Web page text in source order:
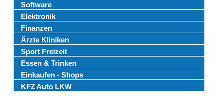
Software
Elektronik
Finanzen
Ärzte Kliniken
Sport Freizeit
Essen & Trinken
Einkaufen - Shops
KFZ Auto LKW